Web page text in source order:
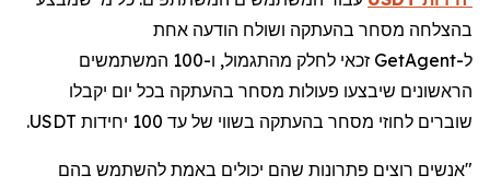
בהצלחה מסחר בהעתקה ושולח הודעה אחת
ל-GetAgent
זכאי לחלק מהתגמול, ו-100 המשתמשים
הראשונים שיבצעו פעולות מסחר בהעתקה בכל יום יקבלו
שוברים לחוזי מסחר בהעתקה בשווי של עד 100 יחידות
USDT
.
"אנשים רוצים פתרונות שהם יכולים באמת להשתמש בהם